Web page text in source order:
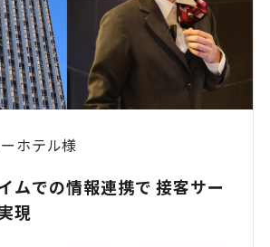
ホテル様
ムでの情報連携で 接客サー
現